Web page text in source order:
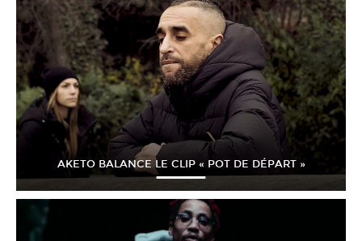
AKETO BALANCE LE CLIP « POT DE DÉPART »